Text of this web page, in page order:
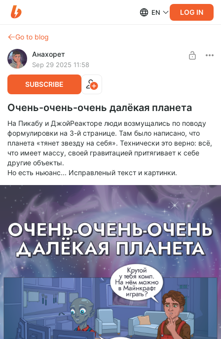
EN LOG IN
Go to blog
Анахорет
Sep 29 2025 11:58
SUBSCRIBE
Очень-очень-очень далёкая планета
На Пикабу и ДжойРеакторе люди возмущались по поводу
формулировки на 3-й странице. Там было написано, что
планета «тянет звезду на себя». Технически это верно: всё,
что имеет массу, своей гравитацией притягивает к себе
другие объекты.
Но есть ньюанс... Исправленый текст и картинки.